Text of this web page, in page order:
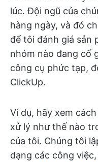
lúc. Đội ngũ của
hàng ngày, và đó
để tôi đánh giá sản
nhóm nào đang cố
công cụ phức tạp,
ClickUp.
Ví dụ, hãy xem
xử lý như thế nào
của tôi. Chúng tôi
dạng các công